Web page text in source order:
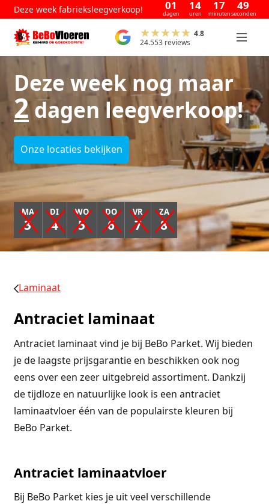
Deze week fabrieksleegverkoop! 01
dagen
14
uren
17
minuten
49
seconden
4.8
24.553 reviews
Deze week nog maar
2dagen leegverkoop!
Onze locaties bekijken
MA
3
DI
4
WO
5
DO
6
VR
7
ZA
8
Laminaat
Antraciet laminaat
Antraciet laminaat vind je bij BeBo Parket. Wij bieden
je de laagste prijsgarantie en beschikken ook nog
eens over een zeer uitgebreid assortiment. Dankzij
de tijdloze en natuurlijke look is een antraciet
laminaatvloer één van de populairste kleuren bij
BeBo Parket.
Antraciet laminaatvloer
Bij BeBo Parket kies je uit veel verschillende